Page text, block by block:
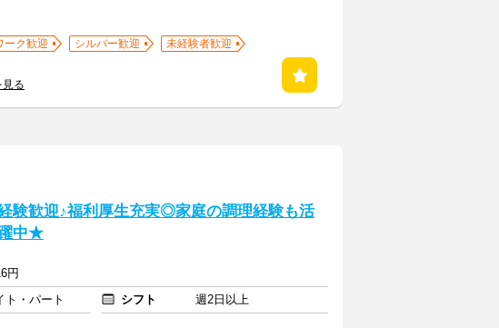
ーク歓迎 シルバー歓迎
未経験者歓迎
る
験歓迎♪福利厚生充実◎家庭の調理経験も活
中★
円
ト・パート シフト
週2日以上